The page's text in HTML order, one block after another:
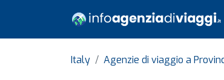
Italy Agenzie di viaggio a